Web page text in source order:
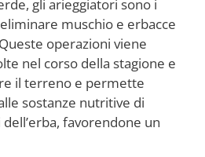
gli arieggiatori sono i
muschio e erbacce
operazioni viene
nel corso della stagione e
il terreno e permette
sostanze nutritive di
favorendone un